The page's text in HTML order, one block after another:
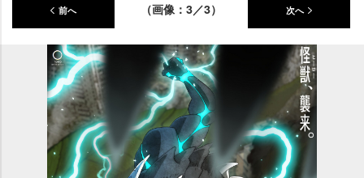
前へ （画像：3／3） 次へ